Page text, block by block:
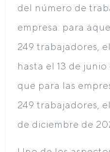
del número de
empresa: para
249 trabajadores,
hasta el 13 de
que para las
249 trabajadores,
de diciembre de